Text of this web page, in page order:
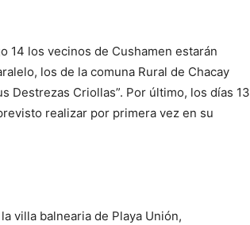
14 los vecinos de Cushamen estarán
los de la comuna Rural de Chacay
Destrezas Criollas”. Por último, los días 13
realizar por primera vez en su
villa balnearia de Playa Unión,